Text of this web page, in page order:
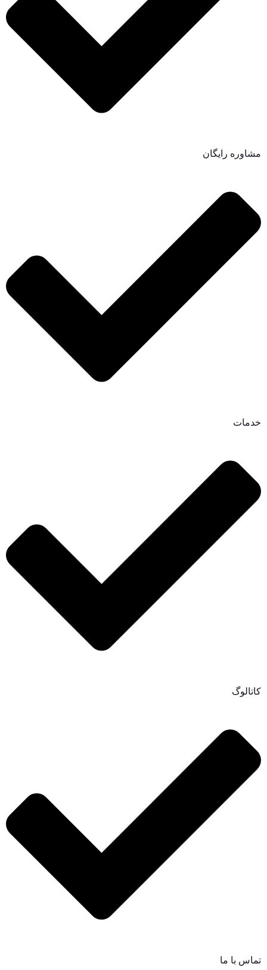
مشاوره رایگان
خدمات
کاتالوگ
تماس با ما